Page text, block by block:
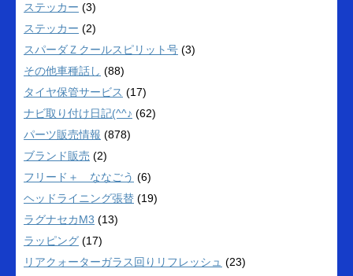
ステッカー (3)
ステッカー (2)
スパーダＺクールスピリット号 (3)
その他車種話し (88)
タイヤ保管サービス (17)
ナビ取り付け日記(^^♪ (62)
パーツ販売情報 (878)
ブランド販売 (2)
フリード＋ ななごう (6)
ヘッドライニング張替 (19)
ラグナセカM3 (13)
ラッピング (17)
リアクォーターガラス回りリフレッシュ (23)